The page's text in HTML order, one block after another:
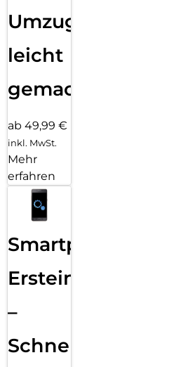
Umzug
leicht
gemacht!
ab 49,99 €
inkl. MwSt.
Mehr
erfahren
Smartphone
Ersteinrichtung
–
Schnelle